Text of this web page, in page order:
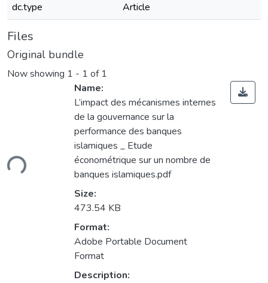
dc.type
Article
Files
Original bundle
Now showing 1 - 1 of 1
Name:
L’impact des mécanismes internes
de la gouvernance sur la
performance des banques
islamiques _ Etude
économétrique sur un nombre de
banques islamiques.pdf
Size:
473.54 KB
Format:
Adobe Portable Document
Format
Description: